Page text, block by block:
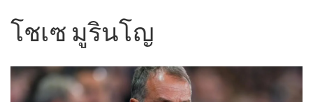
โชเซ มูรินโญ